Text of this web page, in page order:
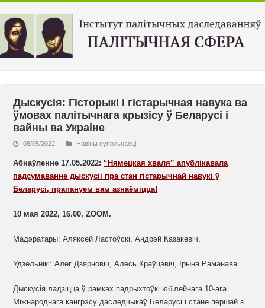
Дыскусія: Гісторыкі і гістарычная навука ва
ўмовах палітычнага крызісу ў Беларусі і
вайны ва Украіне
08/05/2022 Навiны супольнасцi
Абнаўленне 17.05.2022: “Нямецкая хваля” апублікавала
падсумаванне дыскусіі пра стан гістарычнай навукі ў
Беларусі, прапануем вам азнаёміцца!
10 мая 2022, 16.00, ZOOM.
Мадэратары: Аляксей Ластоўскі, Андрэй Казакевіч.
Удзельнікі: Алег Дзярновіч, Алесь Краўцэвіч, Ірына Раманава.
Дыскусія ладзіцца ў рамках падрыхтоўкі юбілейнага 10-ага
Міжнароднага кангрэсу даследчыкаў Беларусі і стане першай з